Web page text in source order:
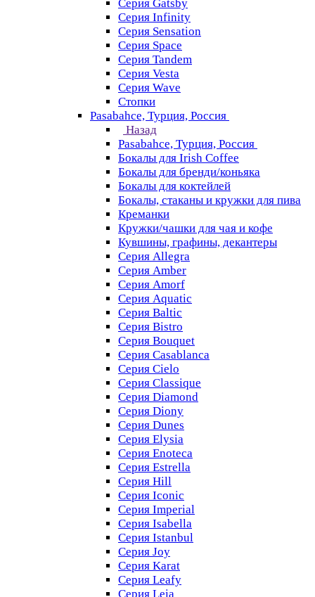
Серия Gatsby
Серия Infinity
Серия Sensation
Серия Space
Серия Tandem
Серия Vesta
Серия Wave
Стопки
Pasabahce, Турция, Россия
Назад
Pasabahce, Турция, Россия
Бокалы для Irish Coffee
Бокалы для бренди/коньяка
Бокалы для коктейлей
Бокалы, стаканы и кружки для пива
Креманки
Кружки/чашки для чая и кофе
Кувшины, графины, декантеры
Серия Allegra
Серия Amber
Серия Amorf
Серия Aquatic
Серия Baltic
Серия Bistro
Серия Bouquet
Серия Casablanсa
Серия Cielo
Серия Classique
Серия Diamond
Серия Diony
Серия Dunes
Серия Elysia
Серия Enoteca
Серия Estrella
Серия Hill
Серия Iconic
Серия Imperial
Серия Isabella
Серия Istanbul
Серия Joy
Серия Karat
Серия Leafy
Серия Leia